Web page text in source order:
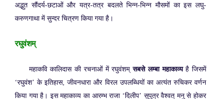
अद्भुत सौंदर्य-छटाओं और यत्र-तत्र बदलते भिन्न-भिन्न मौसमों का इस लघु-
करुणगाथा में सुन्दर चित्रण किया गया है।
रघुवंशम्
महाकवि कालिदास की रचनाओं में रघुवंशम्सबसे लम्बा महाकाव्यहै जिसमें
‘रघुवंश’ के इतिहास, जीवनधारा और विरल उपलब्धियों का अत्यंत रुचिकर वर्णन
किया गया है। इस महाकाव्य का आरम्भ राजा ‘दिलीप’ सुपुत्र वैश्वत् मनु से होकर